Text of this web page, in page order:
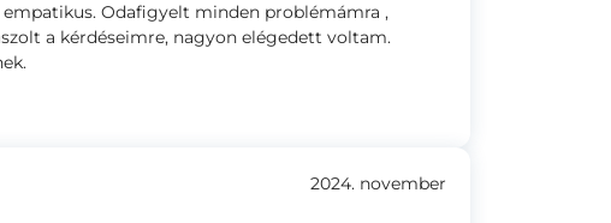
Odafigyelt minden problémámra ,
a kérdéseimre, nagyon elégedett voltam.
2024. november